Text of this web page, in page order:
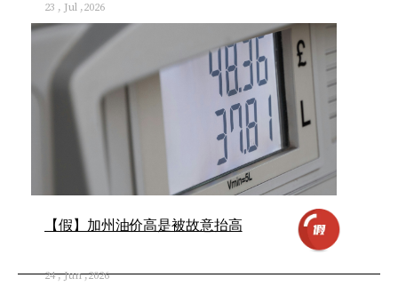
23 , Jul ,2026
【假】加州油价高是被故意抬高
24 , Jun ,2026